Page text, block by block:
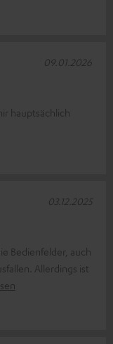
hauptsächlich
09.01.2026
Bedienfelder, auch
Allerdings ist
03.12.2025